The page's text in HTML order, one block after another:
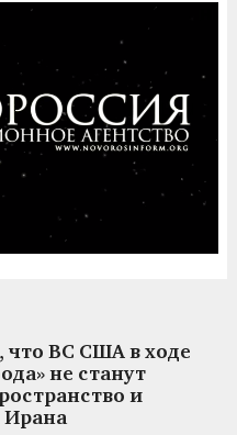
что ВС США в ходе
не станут
и
Ирана